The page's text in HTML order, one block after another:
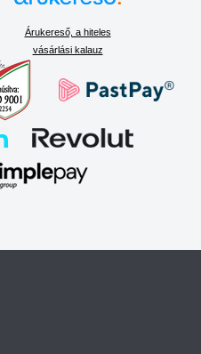
Árukereső, a hiteles
vásárlási kalauz